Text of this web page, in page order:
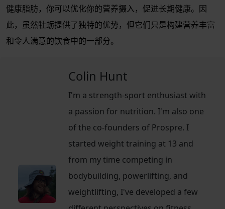
健康脂肪，你可以优化你的营养摄入，促进长期健康。因
此，虽然牡蛎提供了独特的优势，但它们只是构建营养丰富
和令人满意的饮食中的一部分。
Colin Hunt
I'm a strength-sport enthusiast with
a passion for nutrition. I'm also one
of the co-founders of Prospre. I
started weight training at 13 and
from my time competing in
bodybuilding, powerlifting, and
weightlifting, I've developed a few